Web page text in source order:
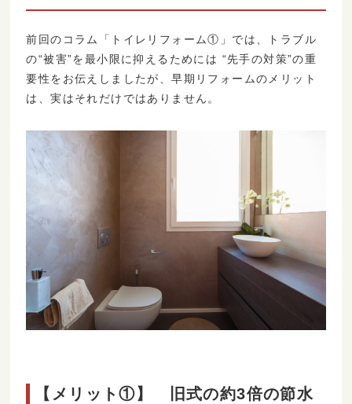
前回のコラム「トイレリフォーム①」では、トラブル
の“被害”を最小限に抑えるためには “先手の対策”の重
要性をお伝えしましたが、早期リフォームのメリット
は、実はそれだけではありません。
【メリット①】 旧式の約3倍の節水